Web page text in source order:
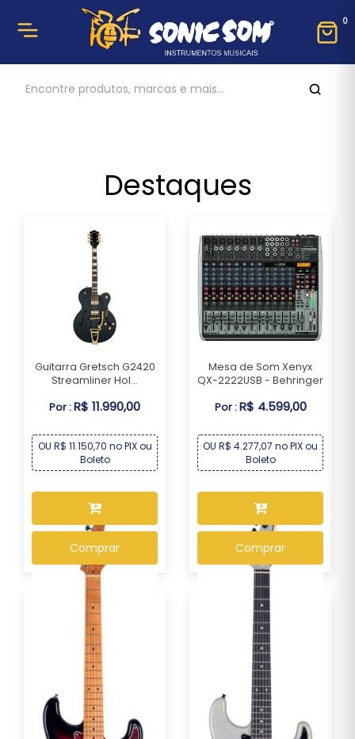
0
Destaques
Guitarra Gretsch G2420
Streamliner Hol...
Por :R$ 11.990,00
OU R$ 11.150,70 no PIX ou
Boleto
Comprar
Mesa de Som Xenyx
QX-2222USB - Behringer
Por :R$ 4.599,00
OU R$ 4.277,07 no PIX ou
Boleto
Comprar